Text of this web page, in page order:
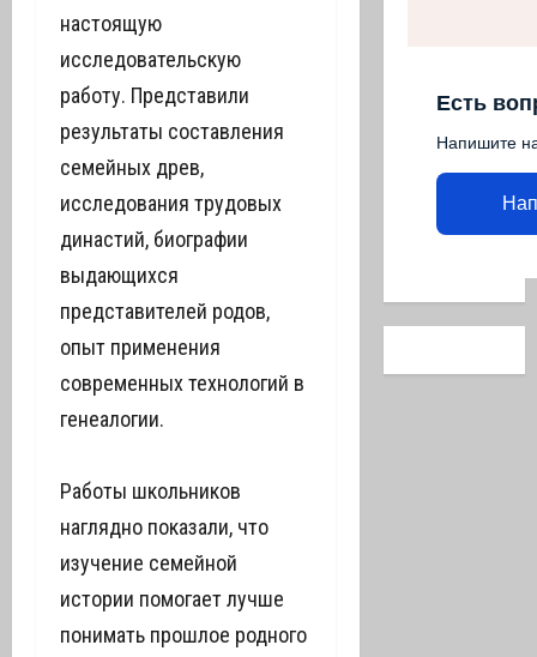
настоящую
исследовательскую
работу. Представили
результаты составления
семейных древ,
исследования трудовых
династий, биографии
выдающихся
представителей родов,
опыт применения
современных технологий в
генеалогии.
Работы школьников
наглядно показали, что
изучение семейной
истории помогает лучше
понимать прошлое родного
Есть
Напишите